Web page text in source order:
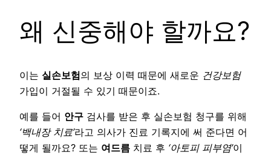
왜 신중해야 할까요?
이는 실손보험의 보상 이력 때문에 새로운 건강보험
가입이 거절될 수 있기 때문이죠.
예를 들어 안구 검사를 받은 후 실손보험 청구를 위해
‘백내장 치료’라고 의사가 진료 기록지에 써 준다면 어
떻게 될까요? 또는 여드름 치료 후 ‘아토피 피부염’이